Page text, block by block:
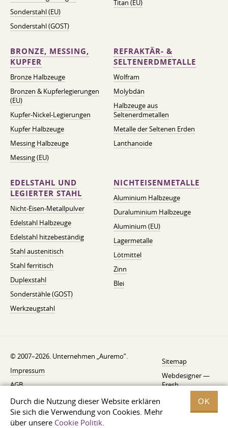
Durch die Nutzung dieser Website erklären
Sie sich die Verwendung von Cookies. Mehr
über unsere Cookie Politik.
OK
Sonderstahl (EU)
Sonderstahl (GOST)
Titan (EU)
BRONZE, MESSING,
KUPFER
Bronze Halbzeuge
Bronzen & Kupferlegierungen
(EU)
Kupfer-Nickel-Legierungen
Kupfer Halbzeuge
Messing Halbzeuge
Messing (EU)
REFRAKTÄR- &
SELTENERDMETALLE
Wolfram
Molybdän
Halbzeuge aus
Seltenerdmetallen
Metalle der Seltenen Erden
Lanthanoide
EDELSTAHL UND
LEGIERTER STAHL
Nicht-Eisen-Metallpulver
Edelstahl Halbzeuge
Edelstahl hitzebeständig
Stahl austenitisch
Stahl ferritisch
Duplexstahl
Sonderstähle (GOST)
Werkzeugstahl
NICHTEISENMETALLE
Aluminium Halbzeuge
Duraluminium Halbzeuge
Aluminium (EU)
Lagermetalle
Lötmittel
Zinn
Blei
© 2007–2026. Unternehmen „Auremo”.
Impressum
AGB
Widerrufsbelehrung
Datenschutzerklärung
Sitemap
Webdesigner —
Fresh